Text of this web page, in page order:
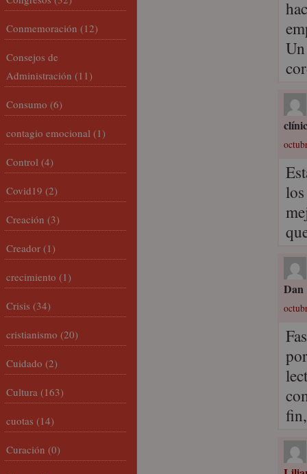
Dan
Conmemoración (12)
Consejos de
Administración (11)
Consumo (6)
contagio emocional (1)
Control (4)
Covid19 (2)
Creación (3)
Creador (1)
crecimiento (1)
Crisis (34)
cristianismo (20)
Cuidado (2)
Cultura (163)
cuotas (14)
Curación (0)